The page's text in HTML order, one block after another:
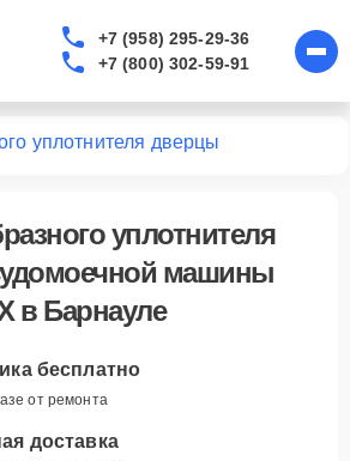
+7 (958) 295-29-36
+7 (800) 302-59-91
уплотнителя дверцы
уплотнителя
машины
в Барнауле
бесплатно
от ремонта
доставка